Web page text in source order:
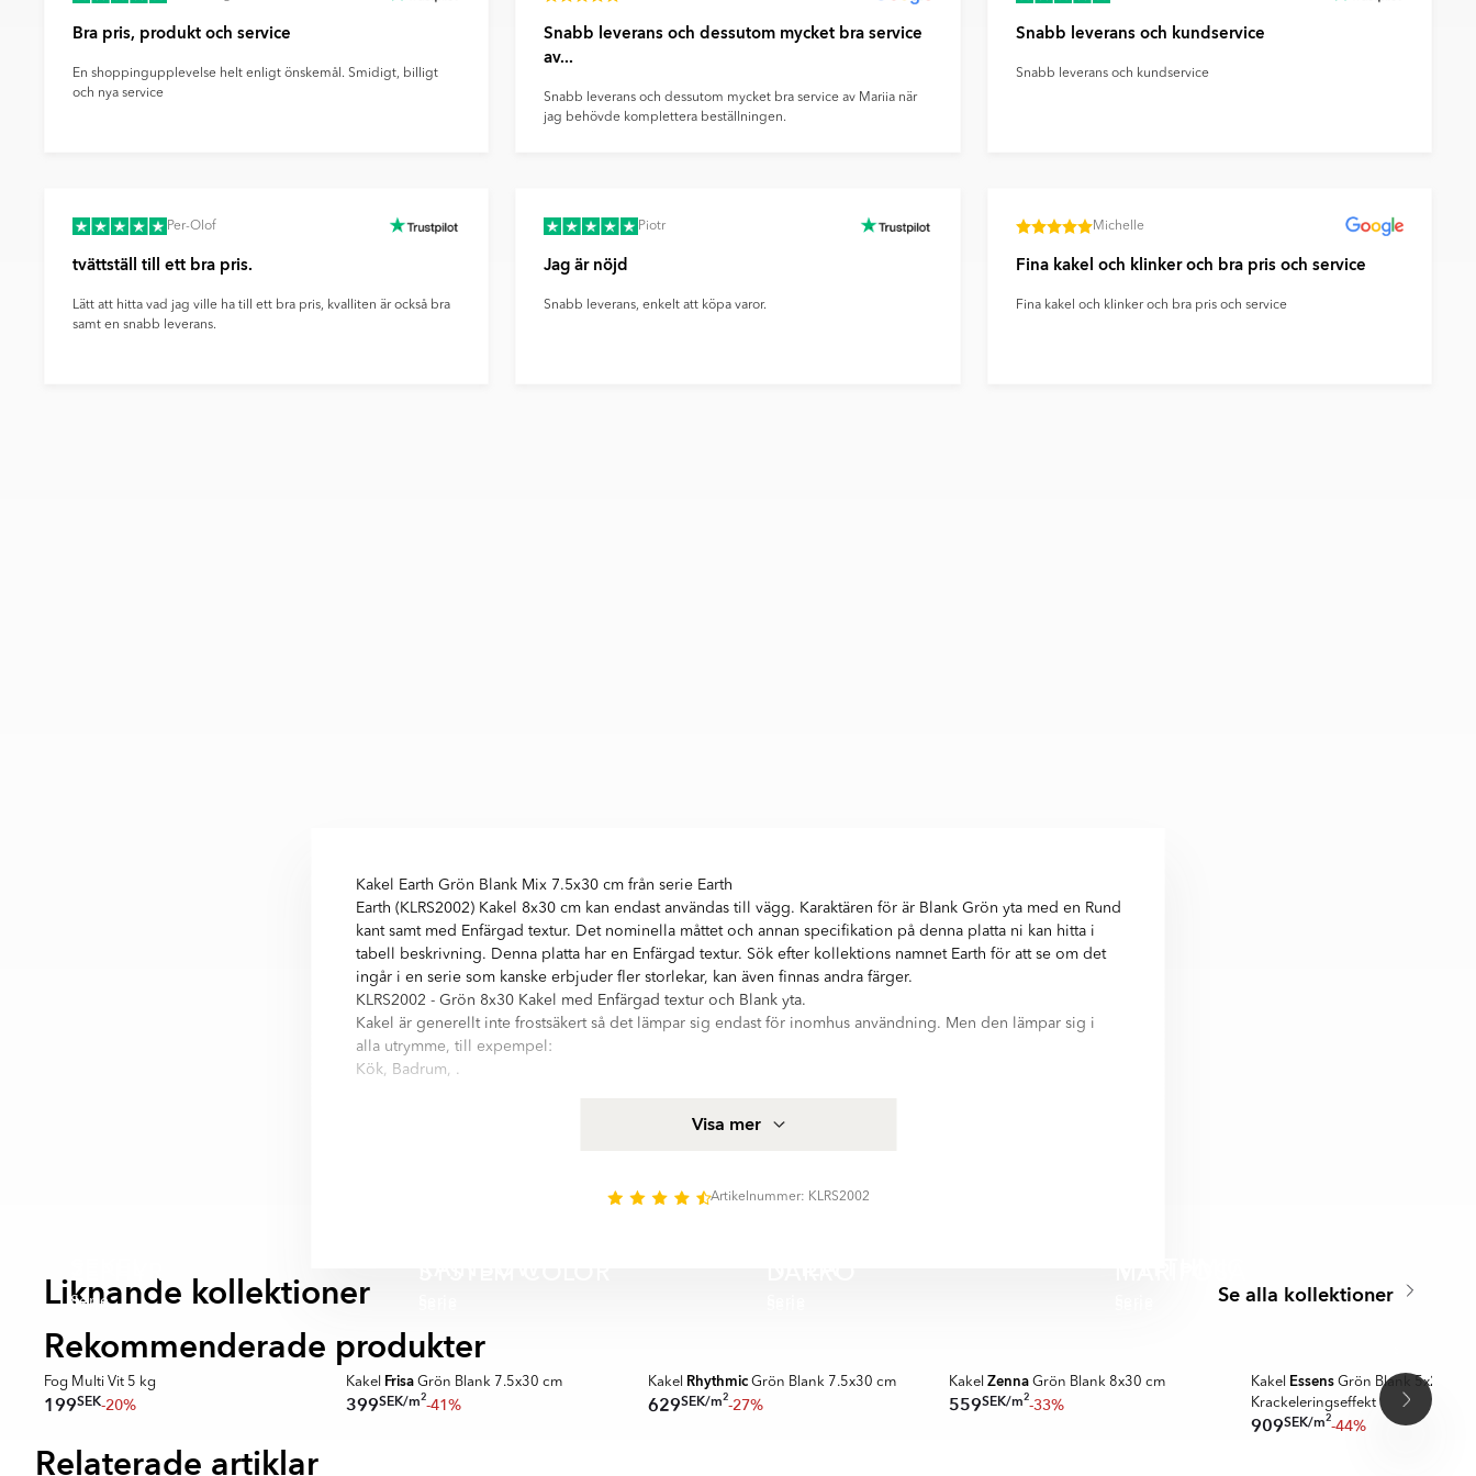
Bra pris, produkt och service
En shoppingupplevelse helt enligt önskemål. Smidigt, billigt
och nya service
Snabb leverans och dessutom mycket bra service
av...
Snabb leverans och dessutom mycket bra service av Mariia när
jag behövde komplettera beställningen.
Snabb leverans och kundservice
Snabb leverans och kundservice
Per-Olof
tvättställ till ett bra pris.
Lätt att hitta vad jag ville ha till ett bra pris, kvalliten är också bra
samt en snabb leverans.
Piotr
Jag är nöjd
Snabb leverans, enkelt att köpa varor.
Michelle
Fina kakel och klinker och bra pris och service
Fina kakel och klinker och bra pris och service
Kakel Earth Grön Blank Mix 7.5x30 cm från serie Earth
Earth (KLRS2002) Kakel 8x30 cm kan endast användas till vägg. Karaktären för är Blank Grön yta med en Rund
kant samt med Enfärgad textur. Det nominella måttet och annan specifikation på denna platta ni kan hitta i
tabell beskrivning. Denna platta har en Enfärgad textur. Sök efter kollektions namnet Earth för att se om det
ingår i en serie som kanske erbjuder fler storlekar, kan även finnas andra färger.
KLRS2002 - Grön 8x30 Kakel med Enfärgad textur och Blank yta.
Kakel är generellt inte frostsäkert så det lämpar sig endast för inomhus användning. Men den lämpar sig i
alla utrymme, till expempel:
Kök, Badrum, .
Earth är kvalitets kakel från Hill Ceramic®, alla produkter är tillverkarede i EU och uppfyller svensk
cm, 8x30 cm. Nästan alla variationer finns i matt, blank yta. Det finns 7 huvud färger i serie Earth:
- Grå
- Grön
- Rosa
Visa mer
Artikelnummer: KLRS2002
Liknande kollektioner Se alla kollektioner
Serie
ZEPHYR
Serie
Rekommenderade produkter
Fog Multi Vit 5 kg
199SEK-20%
SPARA MER
Kakel FrisaGrön Blank 7.5x30 cm
399SEK/m2-41%
Kakel RhythmicGrön Blank 7.5x30 cm
629SEK/m2-27%
KakelZenna Grön Blank 8x30 cm
559SEK/m2-33%
Kakel Essens Grön Blank 5x25 cm
Krackeleringseffekt
909SEK/m2-44%
Item
1
Relaterade artiklar